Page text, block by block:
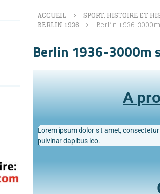
ACCUEIL SPORT, HISTOIRE ET
BERLIN 1936
Berlin 1936-
Berlin 1936-3000m
A
Lorem ipsum dolor sit amet,
pulvinar dapibus leo.